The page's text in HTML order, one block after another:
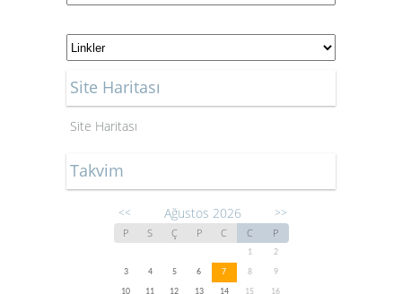
Site Haritası
Site Haritası
Takvim
<< Ağustos 2026 >>
P S Ç P C C P
1
2
3
4 5 6 7 8
9
10
11 12 13 14 15
16